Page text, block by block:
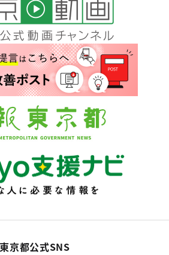
東京都公式SNS